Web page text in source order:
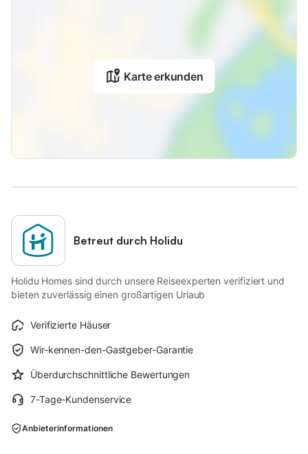
Karte erkunden
Betreut durch Holidu
Holidu Homes sind durch unsere Reiseexperten verifiziert und
bieten zuverlässig einen großartigen Urlaub
Verifizierte Häuser
Wir-kennen-den-Gastgeber-Garantie
Überdurchschnittliche Bewertungen
7-Tage-Kundenservice
Anbieterinformationen